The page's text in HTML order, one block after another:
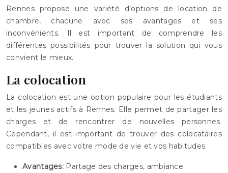
Rennes propose une variété d’options de location de
chambre, chacune avec ses avantages et ses
inconvénients. Il est important de comprendre les
différentes possibilités pour trouver la solution qui vous
convient le mieux.
La colocation
La colocation est une option populaire pour les étudiants
et les jeunes actifs à Rennes. Elle permet de partager les
charges et de rencontrer de nouvelles personnes.
Cependant, il est important de trouver des colocataires
compatibles avec votre mode de vie et vos habitudes.
Avantages: Partage des charges, ambiance